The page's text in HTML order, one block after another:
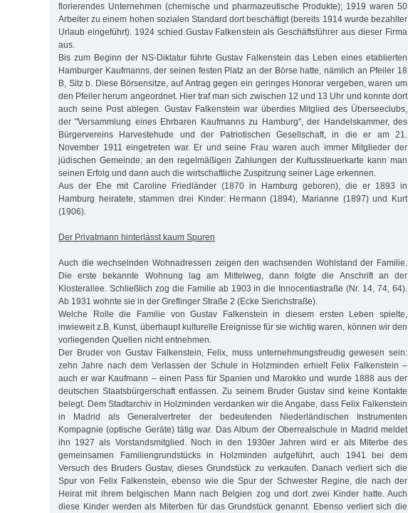
florierendes Unternehmen (chemische und pharmazeutische Produkte); 1919 waren 50
Arbeiter zu einem hohen sozialen Standard dort beschäftigt (bereits 1914 wurde bezahlter
Urlaub eingeführt). 1924 schied Gustav Falkenstein als Geschäftsführer aus dieser Firma
aus.
Bis zum Beginn der NS-Diktatur führte Gustav Falkenstein das Leben eines etablierten
Hamburger Kaufmanns, der seinen festen Platz an der Börse hatte, nämlich an Pfeiler 18
B, Sitz b. Diese Börsensitze, auf Antrag gegen ein geringes Honorar vergeben, waren um
den Pfeiler herum angeordnet. Hier traf man sich zwischen 12 und 13 Uhr und konnte dort
auch seine Post ablegen. Gustav Falkenstein war überdies Mitglied des Überseeclubs,
der "Versammlung eines Ehrbaren Kaufmanns zu Hamburg", der Handelskammer, des
Bürgervereins Harvestehude und der Patriotischen Gesellschaft, in die er am 21.
November 1911 eingetreten war. Er und seine Frau waren auch immer Mitglieder der
jüdischen Gemeinde; an den regelmäßigen Zahlungen der Kultussteuerkarte kann man
seinen Erfolg und dann auch die wirtschaftliche Zuspitzung seiner Lage erkennen.
Aus der Ehe mit Caroline Friedländer (1870 in Hamburg geboren), die er 1893 in
Hamburg heiratete, stammen drei Kinder: Hermann (1894), Marianne (1897) und Kurt
(1906).
Der Privatmann hinterlässt kaum Spuren
Auch die wechselnden Wohnadressen zeigen den wachsenden Wohlstand der Familie.
Die erste bekannte Wohnung lag am Mittelweg, dann folgte die Anschrift an der
Klosterallee. Schließlich zog die Familie ab 1903 in die Innocentiastraße (Nr. 14, 74, 64).
Ab 1931 wohnte sie in der Greflinger Straße 2 (Ecke Sierichstraße).
Welche Rolle die Familie von Gustav Falkenstein in diesem ersten Leben spielte,
inwieweit z.B. Kunst, überhaupt kulturelle Ereignisse für sie wichtig waren, können wir den
vorliegenden Quellen nicht entnehmen.
Der Bruder von Gustav Falkenstein, Felix, muss unternehmungsfreudig gewesen sein:
zehn Jahre nach dem Verlassen der Schule in Holzminden erhielt Felix Falkenstein –
auch er war Kaufmann – einen Pass für Spanien und Marokko und wurde 1888 aus der
deutschen Staatsbürgerschaft entlassen. Zu seinem Bruder Gustav sind keine Kontakte
belegt. Dem Stadtarchiv in Holzminden verdanken wir die Angabe, dass Felix Falkenstein
in Madrid als Generalvertreter der bedeutenden Niederländischen Instrumenten
Kompagnie (optische Geräte) tätig war. Das Album der Oberrealschule in Madrid meldet
ihn 1927 als Vorstandsmitglied. Noch in den 1930er Jahren wird er als Miterbe des
gemeinsamen Familiengrundstücks in Holzminden aufgeführt, auch 1941 bei dem
Versuch des Bruders Gustav, dieses Grundstück zu verkaufen. Danach verliert sich die
Spur von Felix Falkenstein, ebenso wie die Spur der Schwester Regine, die nach der
Heirat mit ihrem belgischen Mann nach Belgien zog und dort zwei Kinder hatte. Auch
diese Kinder werden als Miterben für das Grundstück genannt. Ebenso verliert sich die